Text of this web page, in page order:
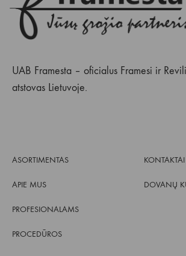
UAB Framesta – oficialus Framesi ir
atstovas Lietuvoje.
ASORTIMENTAS
APIE MUS
PROFESIONALAMS
PROCEDŪROS
KONTAKTAI
DOVANŲ